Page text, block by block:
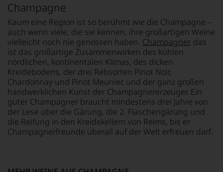
Fachpublikationen
unseren
Aussendungen
oder
in
unserem
Webshop,
um
zu
unterstreichen,
auf
welch
hohem
Niveau
Weinselektion
2028
VERSCHLUSS
Sekt/Champagnerkorken
ALLERGENHINWEIS
enthält Sulfite
0 g
SALZ
0 g
Champagne
Kaum eine Region ist so berühmt wie die Champagne –
auch wenn viele, die sie kennen, ihre großartigen Weine
vielleicht noch nie genossen haben. Champagner, das
ist das großartige Zusammenwirken des kühlen
nördlichen, kontinentalen Klimas, des dicken
Kreidebodens, der drei Rebsorten Pinot Noir,
Chardonnay und Pinot Meunier, und der ganz großen
handwerklichen Kunst der Champagnererzeuger. Ein
guter Champagner braucht mindestens drei Jahre von
der Lese über die Gärung, die 2. Flaschengärung und
die Reifung in den Kreidekellern von Reims, bis er
Champagnerfreunde überall auf der Welt erfreuen darf.